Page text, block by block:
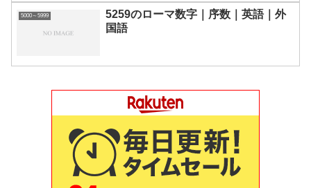
5000～5999
5259のローマ数字｜序数｜英語｜外
国語